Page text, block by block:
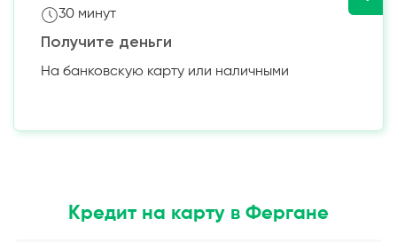
30 минут
Получите деньги
На банковскую карту или наличными
Кредит на карту в Фергане